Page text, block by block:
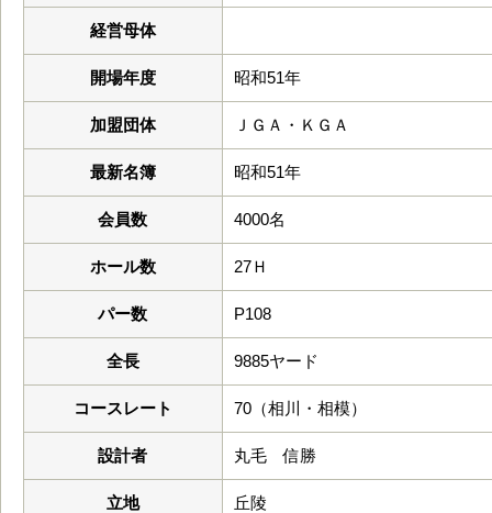
経営母体
開場年度 昭和51年
加盟団体 ＪＧＡ・ＫＧＡ
最新名簿 昭和51年
会員数 4000名
ホール数 27Ｈ
パー数 P108
全長 9885ヤード
コースレート 70（相川・相模）
設計者 丸毛 信勝
立地 丘陵